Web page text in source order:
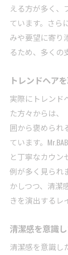
える方が多く、
ています。さら
みや要望に寄り
るため、多くの
トレンドヘア
実際にトレンド
た方々からは、
囲から褒められ
ています。
と丁寧なカウン
例が多く見られ
かしつつ、清潔
きを演出するレ
清潔感を意識
清潔感を意識し